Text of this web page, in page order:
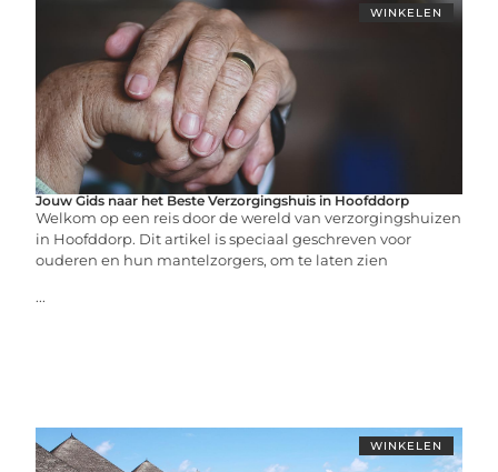
WINKELEN
Jouw Gids naar het Beste Verzorgingshuis in Hoofddorp
Welkom op een reis door de wereld van verzorgingshuizen
in Hoofddorp. Dit artikel is speciaal geschreven voor
ouderen en hun mantelzorgers, om te laten zien
...
WINKELEN